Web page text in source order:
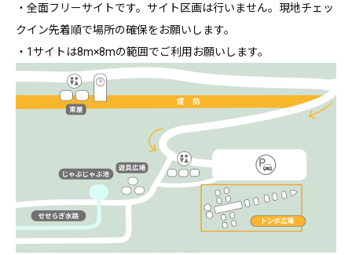
・全面フリーサイトです。サイト区画は行いません。現地チェッ
クイン先着順で場所の確保をお願いします。
・1サイトは8m×8mの範囲でご利用お願いします。